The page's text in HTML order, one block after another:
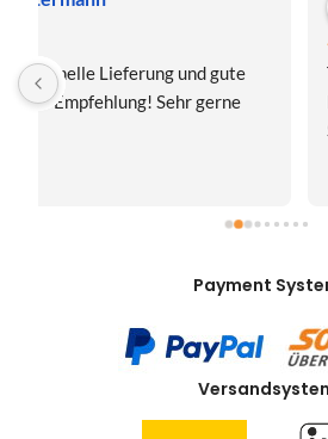
Toller Shop, Top Qualität. Aber
Hammer war der
Samstag geliefert! Mega, nur zu
Payment